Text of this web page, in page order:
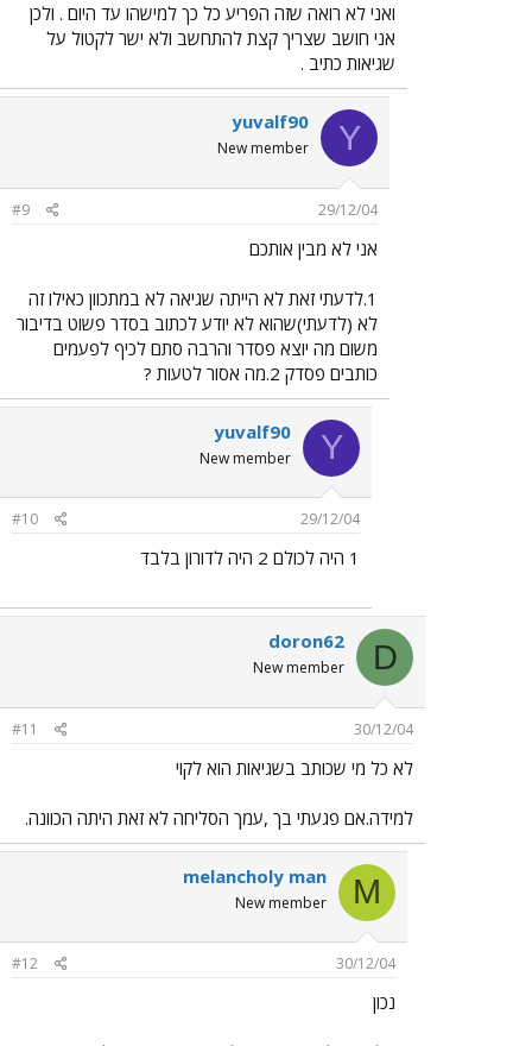
ואני לא רואה שזה הפריע כל כך למישהו עד היום . ולכן
אני חושב שצריך קצת להתחשב ולא ישר לקטול על
שגיאות כתיב .
Y
yuvalf90
New member
29/12/04
#9
אני לא מבין אותכם
1.לדעתי זאת לא הייתה שגיאה לא במתכוון כאילו זה
לא (לדעתי)שהוא לא יודע לכתוב בסדר פשוט בדיבור
משום מה יוצא פסדר והרבה סתם לכיף לפעמים
כותבים פסדק 2.מה אסור לטעות ?
Y
yuvalf90
New member
29/12/04
#10
1 היה לכולם 2 היה לדורון בלבד
D
doron62
New member
30/12/04
#11
לא כל מי שכותב בשגיאות הוא לקוי
למידה.אם פגעתי בך ,עמך הסליחה לא זאת היתה הכוונה.
M
melancholy man
New member
30/12/04
#12
נכון